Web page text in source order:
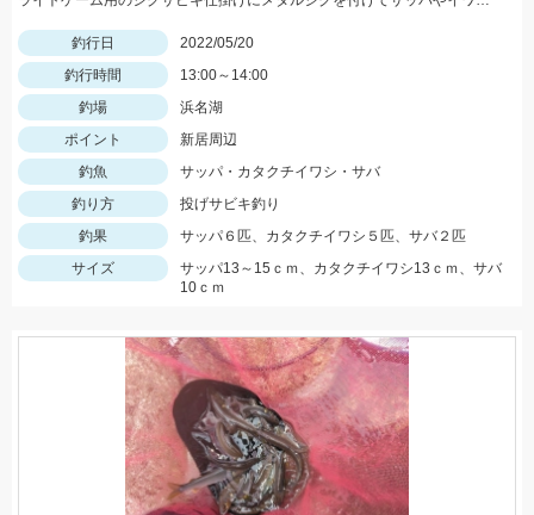
釣行日
2022/05/20
釣行時間
13:00～14:00
釣場
浜名湖
ポイント
新居周辺
釣魚
サッパ・カタクチイワシ・サバ
釣り方
投げサビキ釣り
釣果
サッパ６匹、カタクチイワシ５匹、サバ２匹
サイズ
サッパ13～15ｃｍ、カタクチイワシ13ｃｍ、サバ
10ｃｍ